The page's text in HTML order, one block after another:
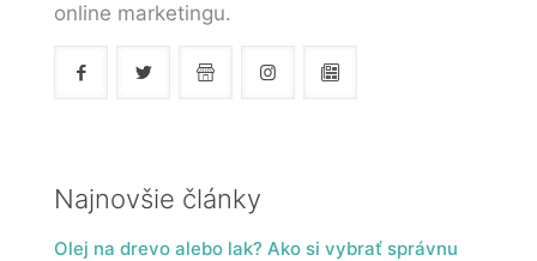
online marketingu.
Najnovšie články
Olej na drevo alebo lak? Ako si vybrať správnu